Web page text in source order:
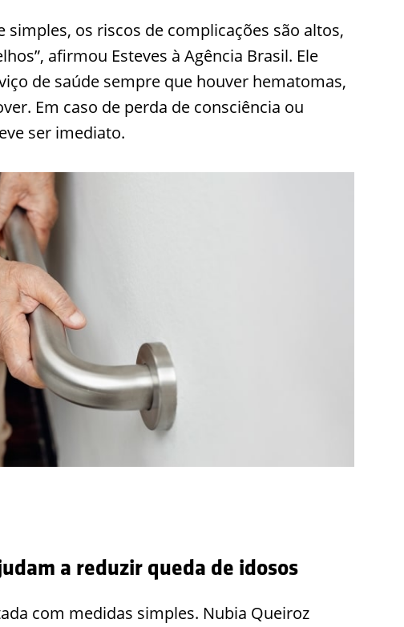
simples, os riscos de complicações são altos,
afirmou Esteves à Agência Brasil. Ele
de saúde sempre que houver hematomas,
Em caso de perda de consciência ou
ser imediato.
a reduzir queda de idosos
com medidas simples. Nubia Queiroz